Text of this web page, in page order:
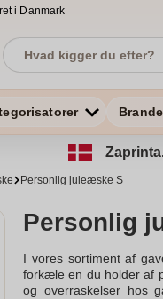
i Danmark
Personlig juleæske S
Personlig
I vores sortiment af
forkæle en du holder af
og overraskelser hos